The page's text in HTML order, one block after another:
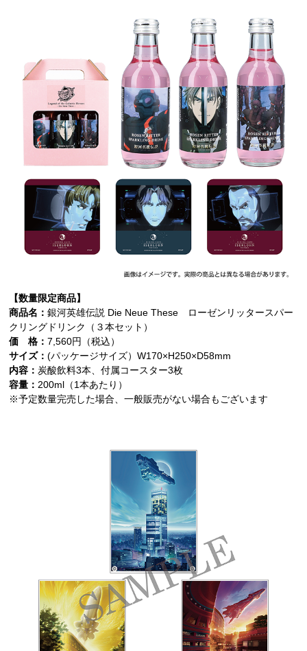
【数量限定商品】
商品名：銀河英雄伝説 Die Neue These ローゼンリッタースパー
クリングドリンク（３本セット）
価 格：7,560円（税込）
サイズ：(パッケージサイズ）W170×H250×D58mm
内容：炭酸飲料3本、付属コースター3枚
容量：200ml（1本あたり）
※予定数量完売した場合、一般販売がない場合もございます